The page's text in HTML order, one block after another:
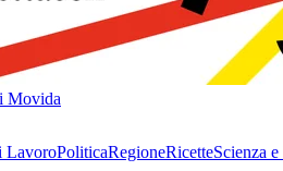
Movida
LavoroPoliticaRegioneRicetteScienza